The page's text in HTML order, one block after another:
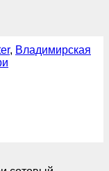
, Владимирская